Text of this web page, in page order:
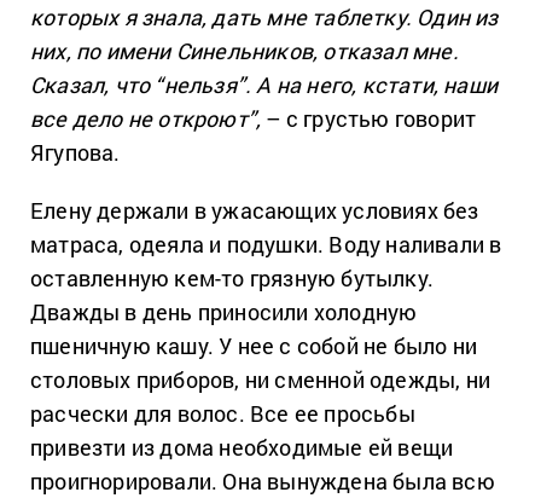
которых я знала, дать мне таблетку. Один из
них, по имени Синельников, отказал мне.
Сказал, что “нельзя”. А на него, кстати, наши
все дело не откроют”, – с грустью говорит
Ягупова.
Елену держали в ужасающих условиях без
матраса, одеяла и подушки. Воду наливали в
оставленную кем-то грязную бутылку.
Дважды в день приносили холодную
пшеничную кашу. У нее с собой не было ни
столовых приборов, ни сменной одежды, ни
расчески для волос. Все ее просьбы
привезти из дома необходимые ей вещи
проигнорировали. Она вынуждена была всю